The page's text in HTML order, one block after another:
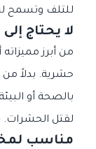
للتلف وتسمح
لا يحتاج
من أبرز مميزاته
حشرية. بدلاً من
بالصحة أو
لقتل الحشرات.
مناسب